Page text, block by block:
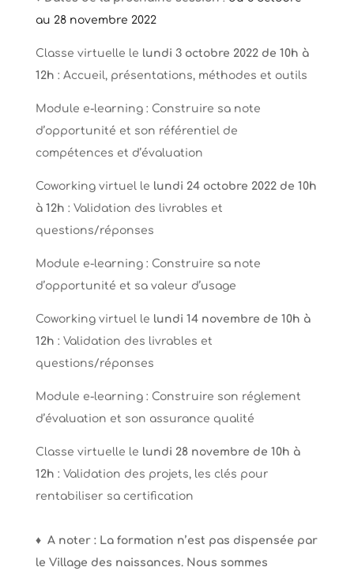
au 28 novembre 2022
Classe virtuelle le lundi 3 octobre 2022 de 10h à
12h : Accueil, présentations, méthodes et outils
Module e-learning : Construire sa note
d’opportunité et son référentiel de
compétences et d’évaluation
Coworking virtuel le lundi 24 octobre 2022 de 10h
à 12h : Validation des livrables et
questions/réponses
Module e-learning : Construire sa note
d’opportunité et sa valeur d’usage
Coworking virtuel le lundi 14 novembre de 10h à
12h : Validation des livrables et
questions/réponses
Module e-learning : Construire son réglement
d’évaluation et son assurance qualité
Classe virtuelle le lundi 28 novembre de 10h à
12h : Validation des projets, les clés pour
rentabiliser sa certification
♦ A noter : La formation n’est pas dispensée par
le Village des naissances. Nous sommes